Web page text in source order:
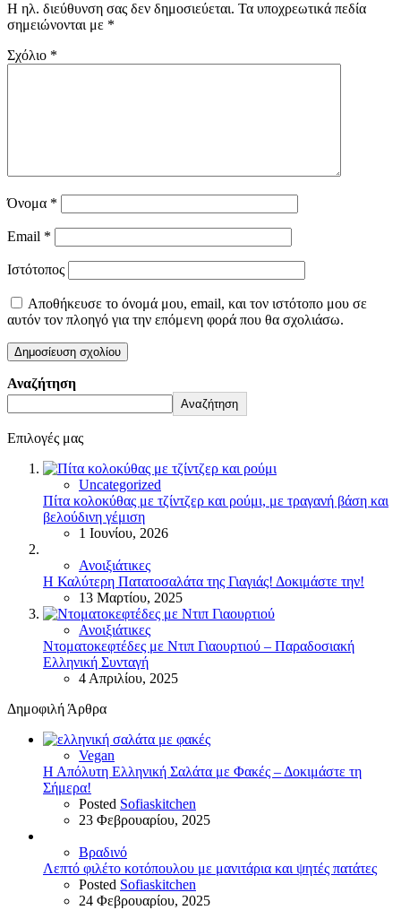
Η ηλ. διεύθυνση σας δεν δημοσιεύεται. Τα υποχρεωτικά πεδία
σημειώνονται με *
Σχόλιο *
Όνομα *
Email *
Ιστότοπος
Αποθήκευσε το όνομά μου, email, και τον ιστότοπο μου σε
αυτόν τον πλοηγό για την επόμενη φορά που θα σχολιάσω.
Αναζήτηση
Αναζήτηση
Επιλογές μας
Uncategorized
Πίτα κολοκύθας με τζίντζερ και ρούμι, με τραγανή βάση και
βελούδινη γέμιση
1 Ιουνίου, 2026
Ανοιξιάτικες
Η Καλύτερη Πατατοσαλάτα της Γιαγιάς! Δοκιμάστε την!
13 Μαρτίου, 2025
Ανοιξιάτικες
Ντοματοκεφτέδες με Ντιπ Γιαουρτιού – Παραδοσιακή
Ελληνική Συνταγή
4 Απριλίου, 2025
Δημοφιλή Άρθρα
Vegan
Η Απόλυτη Ελληνική Σαλάτα με Φακές – Δοκιμάστε τη
Σήμερα!
Posted Sofiaskitchen
23 Φεβρουαρίου, 2025
Βραδινό
Λεπτό φιλέτο κοτόπουλου με μανιτάρια και ψητές πατάτες
Posted Sofiaskitchen
24 Φεβρουαρίου, 2025